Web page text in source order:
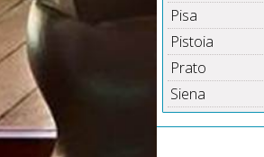
Pisa
Pistoia
Prato
Siena